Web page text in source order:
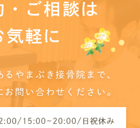
・ご相談は
気軽に
るやまぶき接骨院まで、
お問い合わせください。